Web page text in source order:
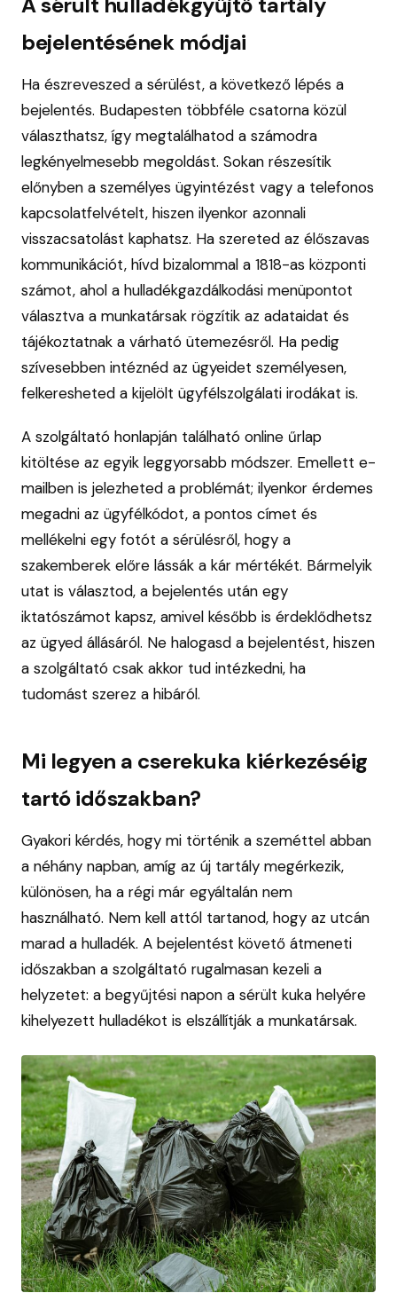
bejelentésének módjai
Ha észreveszed a sérülést, a következő lépés a
bejelentés. Budapesten többféle csatorna közül
választhatsz, így megtalálhatod a számodra
legkényelmesebb megoldást. Sokan részesítik
előnyben a személyes ügyintézést vagy a telefonos
kapcsolatfelvételt, hiszen ilyenkor azonnali
visszacsatolást kaphatsz. Ha szereted az élőszavas
kommunikációt, hívd bizalommal a 1818-as központi
számot, ahol a hulladékgazdálkodási menüpontot
választva a munkatársak rögzítik az adataidat és
tájékoztatnak a várható ütemezésről. Ha pedig
szívesebben intéznéd az ügyeidet személyesen,
felkeresheted a kijelölt ügyfélszolgálati irodákat is.
A szolgáltató honlapján található online űrlap
kitöltése az egyik leggyorsabb módszer. Emellett e-
mailben is jelezheted a problémát; ilyenkor érdemes
megadni az ügyfélkódot, a pontos címet és
mellékelni egy fotót a sérülésről, hogy a
szakemberek előre lássák a kár mértékét. Bármelyik
utat is választod, a bejelentés után egy
iktatószámot kapsz, amivel később is érdeklődhetsz
az ügyed állásáról. Ne halogasd a bejelentést, hiszen
a szolgáltató csak akkor tud intézkedni, ha
tudomást szerez a hibáról.
Mi legyen a cserekuka kiérkezéséig
tartó időszakban?
Gyakori kérdés, hogy mi történik a szeméttel abban
a néhány napban, amíg az új tartály megérkezik,
különösen, ha a régi már egyáltalán nem
használható. Nem kell attól tartanod, hogy az utcán
marad a hulladék. A bejelentést követő átmeneti
időszakban a szolgáltató rugalmasan kezeli a
helyzetet: a begyűjtési napon a sérült kuka helyére
kihelyezett hulladékot is elszállítják a munkatársak.